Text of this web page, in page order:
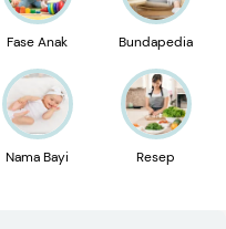
Fase Anak Bundapedia
Nama Bayi Resep